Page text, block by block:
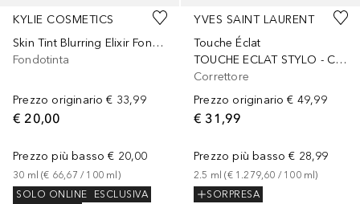
KYLIE COSMETICS
Skin Tint Blurring Elixir Fondotinta
Fondotinta
Prezzo originario € 33,99
€ 20,00
Prezzo più basso € 20,00
30 ml (€ 66,67 / 100 ml )
SOLO ONLINE
ESCLUSIVA
YVES SAINT LAURENT
Touche Éclat
TOUCHE ECLAT STYLO - Correttore multi-uso illuminante
Correttore
Prezzo originario € 49,99
€ 31,99
Prezzo più basso € 28,99
2.5 ml (€ 1.279,60 / 100 ml)
SORPRESA